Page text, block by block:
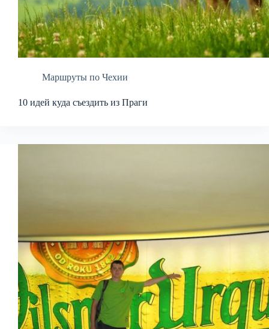
Маршруты по Чехии
10 идей куда съездить из Праги